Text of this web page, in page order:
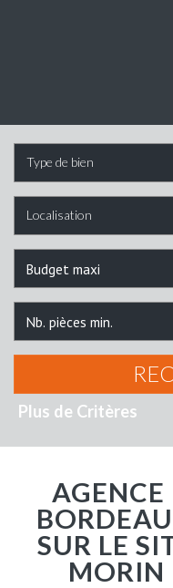
Type de bien
Localisation
Plus de Critères
AGENCE IMMOBILIÈRE
SUR LE
MORIN